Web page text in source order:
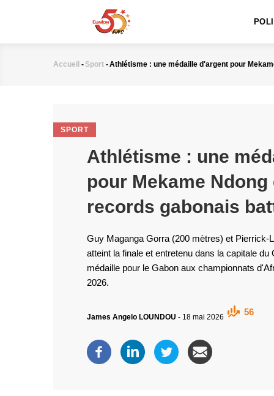
Fil
Accueil - Sport -Athlétisme : une médaille d'argent pour
SPORT
Athlétisme : une
pour Mekame Ndong
records gabonais
Guy Maganga Gorra (200 mètres) et Pierrick-
atteint la finale et entretenu dans la capitale du
médaille pour le Gabon aux championnats
2026.
James Angelo LOUNDOU - 18 mai 2026
56